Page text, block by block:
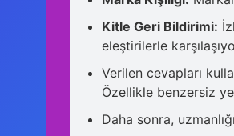
Kitle Geri Bildirimi:
eleştirilerle
Verilen cevapları
Özellikle benzersiz
Daha sonra,